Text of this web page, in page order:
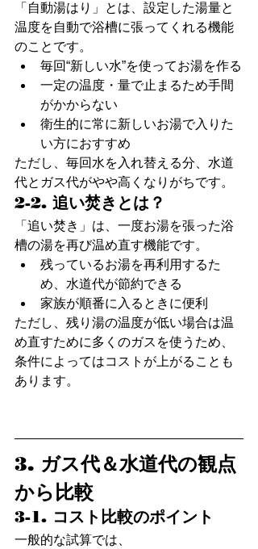
「自動湯はり」とは、設定した湯量と
温度を自動で浴槽に張ってくれる機能
のことです。
毎回“新しい水”を使ってお湯を作る
一定の温度・量で止まるため手間
がかからない
衛生的に常に新しいお湯で入りた
い方におすすめ
ただし、毎回水を入れ替える分、水道
代とガス代がやや高くなりがちです。
2-2. 追い焚きとは？
「追い焚き」は、一度お湯を張った浴
槽の湯を再び温め直す機能です。
残っているお湯を再利用するた
め、水道代が節約できる
家族が順番に入るときに便利
ただし、残り湯の温度が低い場合は温
め直すために多くのガスを使うため、
条件によってはコストが上がることも
あります。
3. ガス代＆水道代の観点
から比較
3-1. コスト比較のポイント
一般的な試算では、